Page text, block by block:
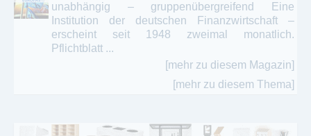
unabhängig – gruppenübergreifend Eine
Institution der deutschen Finanzwirtschaft –
erscheint seit 1948 zweimal monatlich.
Pflichtblatt ...
[mehr zu diesem Magazin]
[mehr zu diesem Thema]